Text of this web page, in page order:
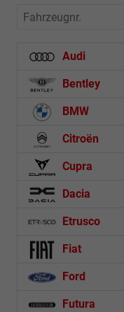
Fahrzeugnr.
Audi
Bentley
BMW
Citroën
Cupra
Dacia
Etrusco
Fiat
Ford
Futura